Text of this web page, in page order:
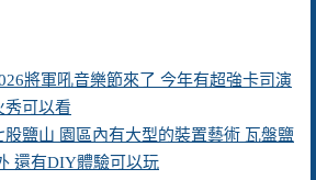
將軍吼音樂節來了 今年有超強卡司演
秀可以看
股鹽山 園區內有大型的裝置藝術 瓦盤鹽
還有DIY體驗可以玩